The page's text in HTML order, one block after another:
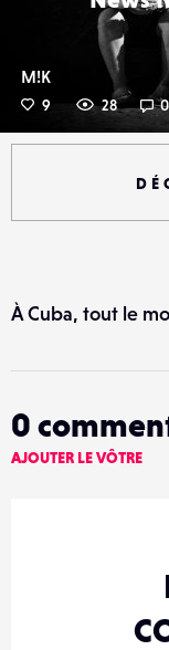
M!K
9 28 0
À Cuba, tout le
0
AJOUTER LE VÔTRE